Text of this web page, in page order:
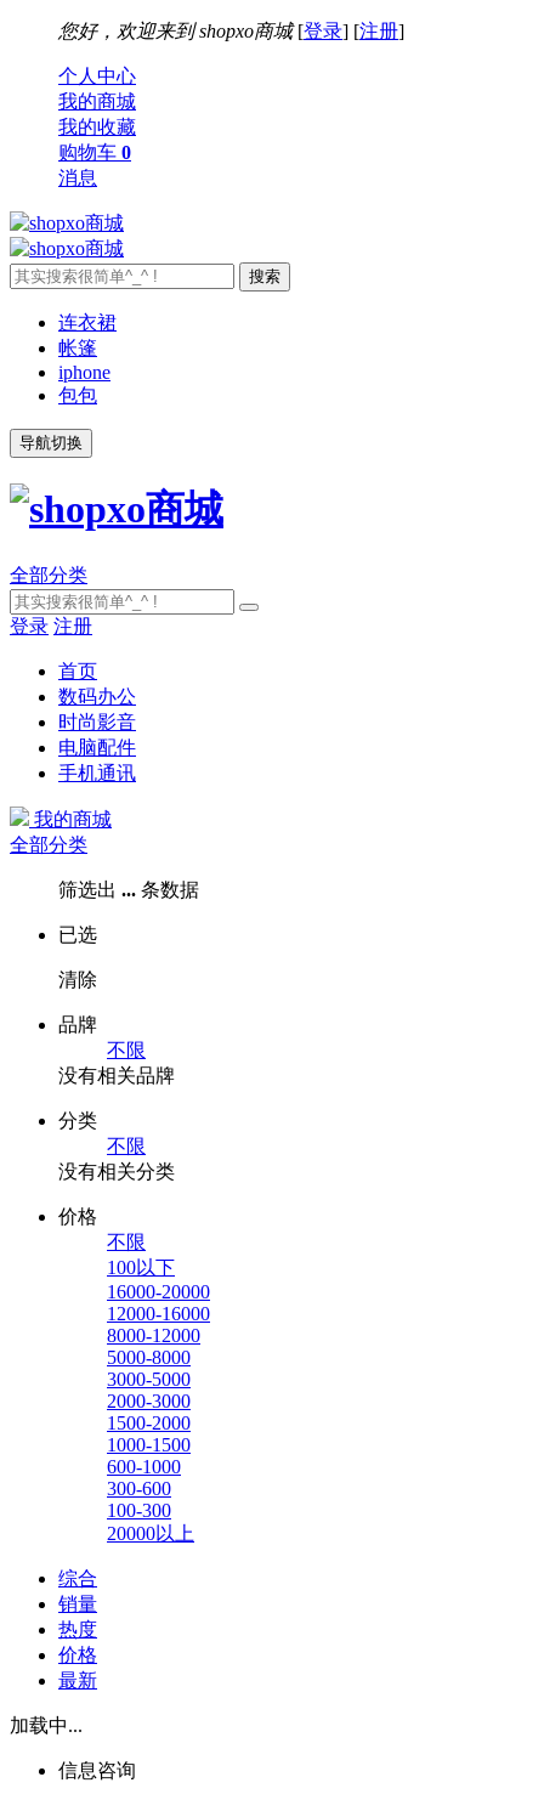
您好，欢迎来到 shopxo商城[登录] [注册]
个人中心
我的商城
我的收藏
购物车 0
消息
连衣裙
帐篷
iphone
包包
导航切换
全部分类
登录 注册
首页
数码办公
时尚影音
电脑配件
手机通讯
我的商城
全部分类
筛选出 ... 条数据
已选
清除
品牌
不限
没有相关品牌
分类
不限
没有相关分类
价格
不限
100以下
16000-20000
12000-16000
8000-12000
5000-8000
3000-5000
2000-3000
1500-2000
1000-1500
600-1000
300-600
100-300
20000以上
综合
销量
热度
价格
最新
加载中...
信息咨询